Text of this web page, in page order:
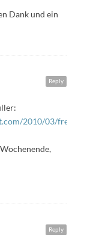
Dank und ein
Reply
2010/03/freitags-
Reply